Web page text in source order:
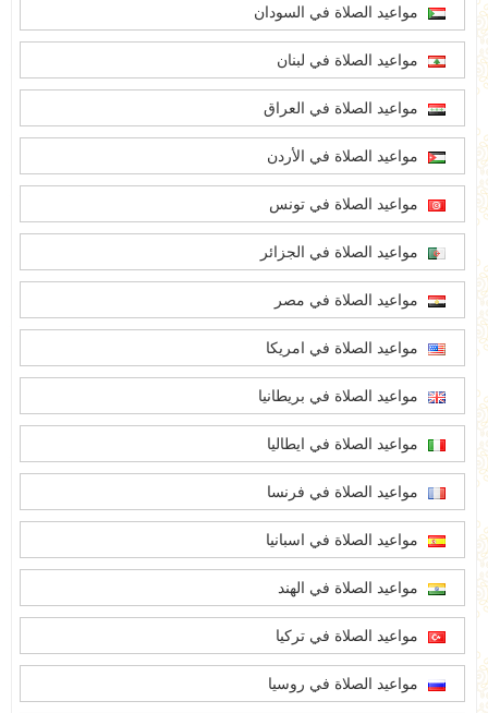
مواعيد الصلاة في السودان
مواعيد الصلاة في لبنان
مواعيد الصلاة في العراق
مواعيد الصلاة في الأردن
مواعيد الصلاة في تونس
مواعيد الصلاة في الجزائر
مواعيد الصلاة في مصر
مواعيد الصلاة في امريكا
مواعيد الصلاة في بريطانيا
مواعيد الصلاة في ايطاليا
مواعيد الصلاة في فرنسا
مواعيد الصلاة في اسبانيا
مواعيد الصلاة في الهند
مواعيد الصلاة في تركيا
مواعيد الصلاة في روسيا